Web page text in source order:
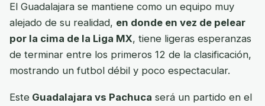
El Guadalajara se mantiene como un equipo muy
alejado de su realidad, en donde en vez de pelear
por la cima de la Liga MX, tiene ligeras esperanzas
de terminar entre los primeros 12 de la clasificación,
mostrando un futbol débil y poco espectacular.
Este Guadalajara vs Pachuca será un partido en el